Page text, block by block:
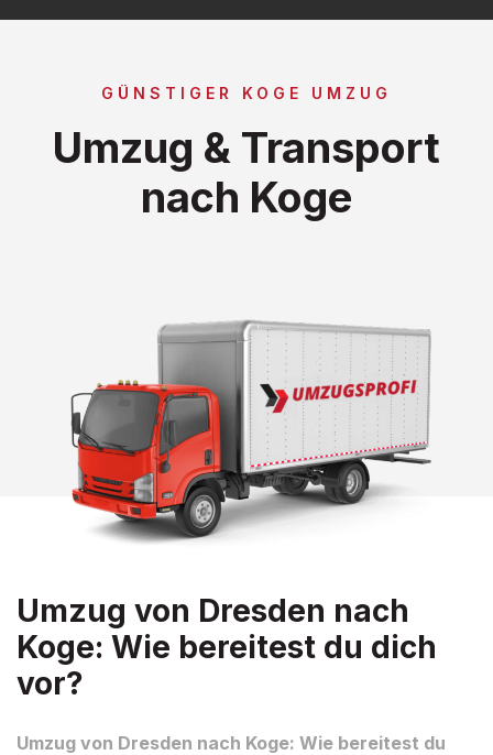
GÜNSTIGER KOGE UMZUG
Umzug & Transport
nach Koge
Umzug von Dresden nach
Koge: Wie bereitest du dich
vor?
Umzug von Dresden nach Koge: Wie bereitest du